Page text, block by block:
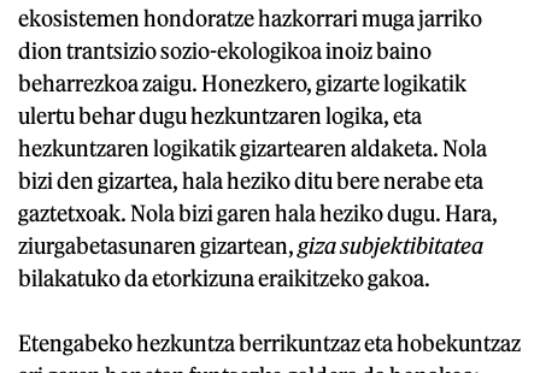
ekosistemen hondoratze hazkorrari muga jarriko
dion trantsizio sozio-ekologikoa inoiz baino
beharrezkoa zaigu. Honezkero, gizarte logikatik
ulertu behar dugu hezkuntzaren logika, eta
hezkuntzaren logikatik gizartearen aldaketa. Nola
bizi den gizartea, hala heziko ditu bere nerabe eta
gaztetxoak. Nola bizi garen hala heziko dugu. Hara,
ziurgabetasunaren gizartean,giza subjektibitatea
bilakatuko da etorkizuna eraikitzeko gakoa.
Etengabeko hezkuntza berrikuntzaz eta hobekuntzaz